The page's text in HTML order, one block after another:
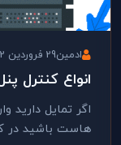
ادمین29 فروردین 02
انواع کنترل
اگر تمایل دارید
هاست باشید در